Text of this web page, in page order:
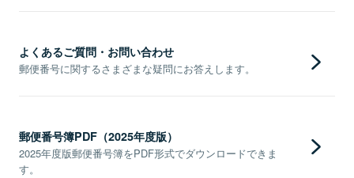
よくあるご質問・お問い合わせ
郵便番号に関するさまざまな疑問にお答えします。
郵便番号簿PDF（2025年度版）
2025年度版郵便番号簿をPDF形式でダウンロードできま
す。